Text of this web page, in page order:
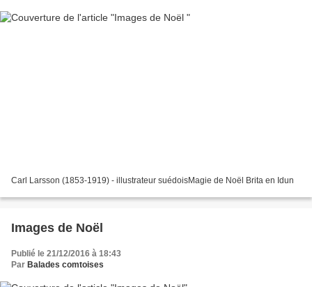
Carl Larsson (1853-1919) - illustrateur suédoisMagie de Noël Brita en Idun
Images de Noël
Publié le 21/12/2016 à 18:43
Par Balades comtoises